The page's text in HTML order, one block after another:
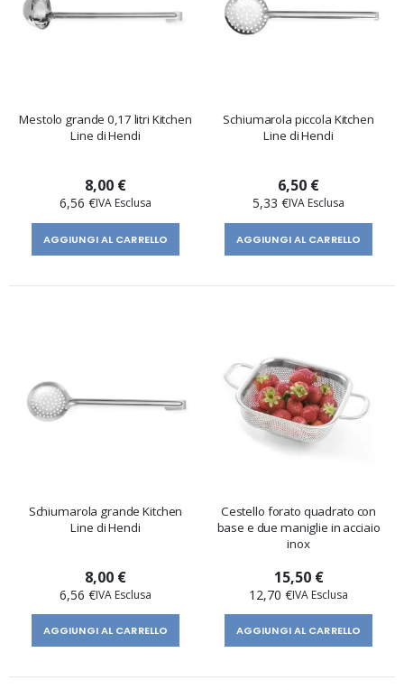
Mestolo grande 0,17 litri Kitchen
Line di Hendi
8,00 €
6,56 €
AGGIUNGI AL CARRELLO
Schiumarola piccola Kitchen
Line di Hendi
6,50 €
5,33 €
AGGIUNGI AL CARRELLO
Schiumarola grande Kitchen
Line di Hendi
8,00 €
6,56 €
AGGIUNGI AL CARRELLO
Cestello forato quadrato con
base e due maniglie in acciaio
inox
15,50 €
12,70 €
AGGIUNGI AL CARRELLO